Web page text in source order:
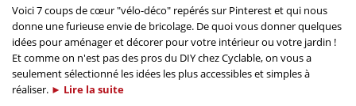
Voici 7 coups de cœur "vélo-déco" repérés sur Pinterest et qui nous
donne une furieuse envie de bricolage. De quoi vous donner quelques
idées pour aménager et décorer pour votre intérieur ou votre jardin !
Et comme on n'est pas des pros du DIY chez Cyclable, on vous a
seulement sélectionné les idées les plus accessibles et simples à
réaliser. ► Lire la suite